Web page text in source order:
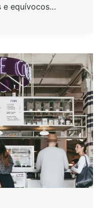
e equívocos…